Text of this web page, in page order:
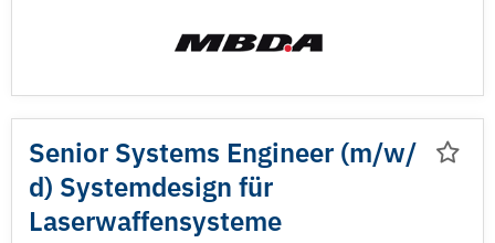
Senior Systems Engineer (m/w/
d) Systemdesign für
Laserwaffensysteme